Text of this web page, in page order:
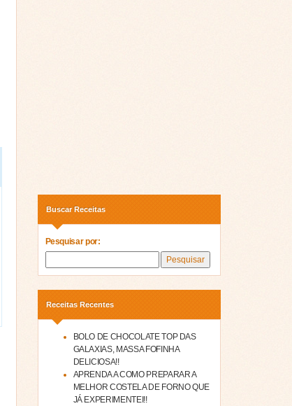
Buscar Receitas
Pesquisar por:
Receitas Recentes
BOLO DE CHOCOLATE TOP DAS
GALAXIAS, MASSA FOFINHA
DELICIOSA!!
APRENDA A COMO PREPARAR A
MELHOR COSTELA DE FORNO QUE
JÁ EXPERIMENTEI!!